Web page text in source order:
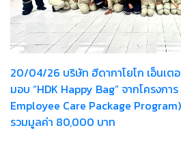
20/04/26 บริษัท ฮีดากาโยโก เอ็นเต
มอบ “HDK Happy Bag” จากโครงกา
Employee Care Package Program)” ครั้งที่ 1 ใ
รวมมูลค่า 80,000 บาท